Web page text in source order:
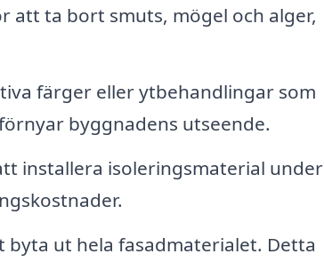
att ta bort smuts, mögel och alger,
färger eller ytbehandlingar som
byggnadens utseende.
installera isoleringsmaterial under
ut hela fasadmaterialet. Detta